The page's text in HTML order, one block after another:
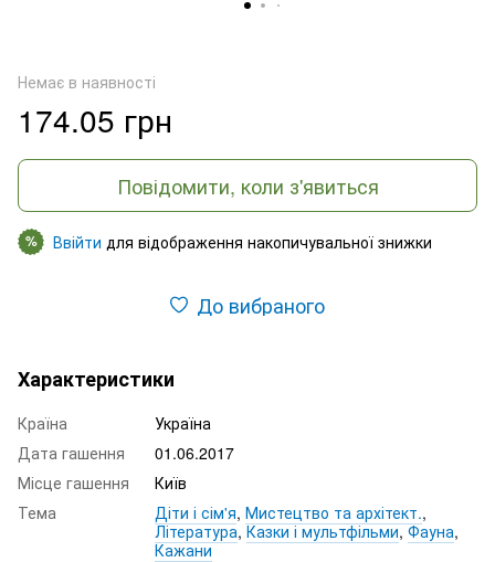
Немає в наявності
174.05 грн
Повідомити, коли з'явиться
% Ввійти для відображення накопичувальної знижки
До вибраного
Характеристики
Країна
Україна
Дата гашення
01.06.2017
Місце гашення
Київ
Тема
Діти і сім'я, Мистецтво та архітект.,
Література,Казки і мультфільми,Фауна,
Кажани